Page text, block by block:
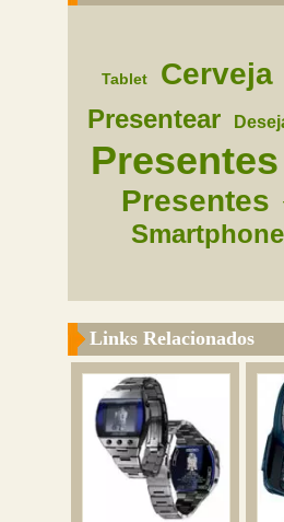
Tablet Cerveja
Presentear
Presentes
Presentes
Smartphone
Links Relacionados